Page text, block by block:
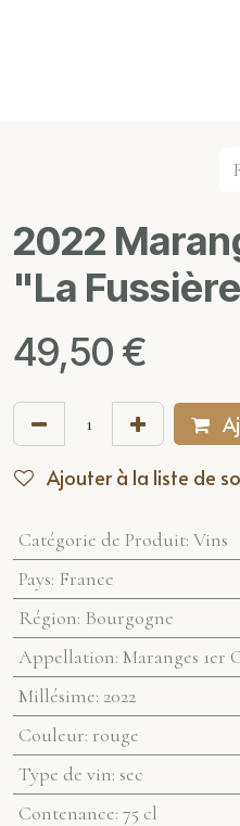
2022
"La
49,50 €
Ajouter à la liste de
Catégorie de Produit: Vins
Pays: France
Région: Bourgogne
Appellation: Maranges 1er
Millésime: 2022
Couleur: rouge
Type de vin: sec
Contenance: 75 cl